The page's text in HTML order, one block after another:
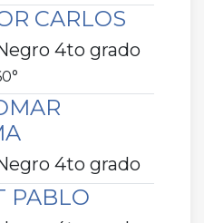
CARLOS
4to grado
4to grado
PABLO